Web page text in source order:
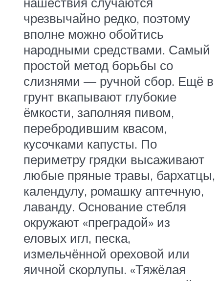
чрезвычайно редко, поэтому
вполне можно обойтись
народными средствами. Самый
простой метод борьбы со
слизнями — ручной сбор. Ещё в
грунт вкапывают глубокие
ёмкости, заполняя пивом,
перебродившим квасом,
кусочками капусты. По
периметру грядки высаживают
любые пряные травы, бархатцы,
календулу, ромашку аптечную,
лаванду. Основание стебля
окружают «преградой» из
еловых игл, песка,
измельчённой ореховой или
яичной скорлупы. «Тяжёлая